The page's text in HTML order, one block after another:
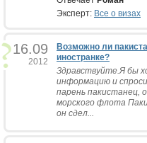
Эксперт: Все о визах
16.09
2012
Возможно ли
иностранке?
Здравствуйте.Я бы
информацию и
парень пакистанец,
морского флота
он сдел...